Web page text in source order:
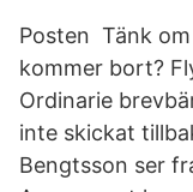
Posten Tänk
kommer bort?
Ordinarie
inte skickat
Bengtsson ser